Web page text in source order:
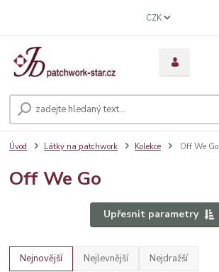
CZK
Úvod Látky na patchwork Kolekce Off We Go
Off We Go
Upřesnit parametry
Nejnovější Nejlevnější Nejdražší